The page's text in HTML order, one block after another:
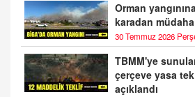
Orman
karadan
30 Temmuz 2026
TBMM'ye
çerçeve yasa
açıklandı